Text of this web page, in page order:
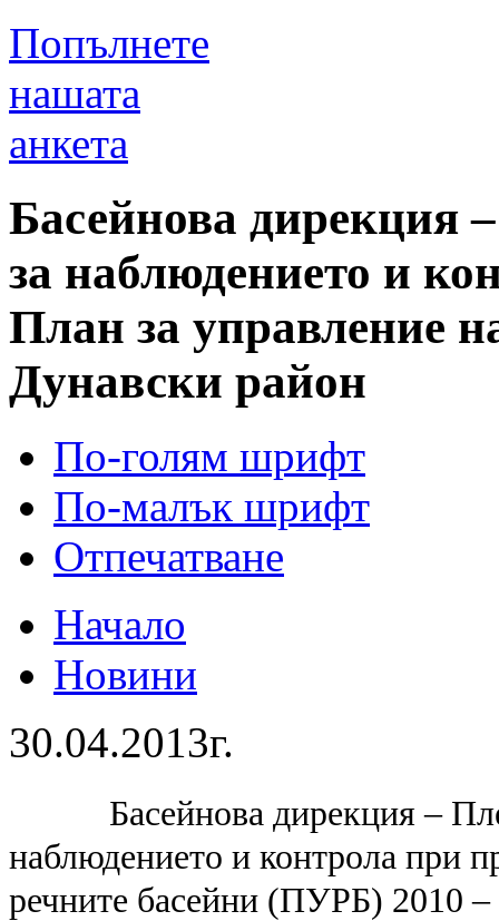
Попълнете
нашата
анкета
Басейнова дирекция
за наблюдението и
План за управление
Дунавски район
По-голям шрифт
По-малък шрифт
Отпечатване
Начало
Новини
30.04.2013г.
Басейнова дирекция –
наблюдението и контрола при
речните басейни (ПУРБ) 2010